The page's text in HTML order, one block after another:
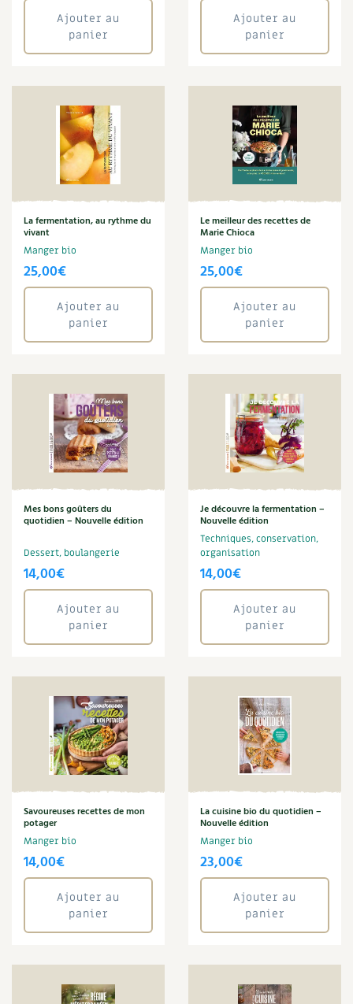
Ajouter au
panier
Ajouter au
panier
La fermentation, au rythme du
vivant
Manger bio
25,00€
Ajouter au
panier
Le meilleur des recettes de
Marie Chioca
Manger bio
25,00€
Ajouter au
panier
Mes bons goûters du
quotidien – Nouvelle édition
Dessert, boulangerie
14,00€
Ajouter au
panier
Je découvre la fermentation –
Nouvelle édition
Techniques, conservation,
organisation
14,00€
Ajouter au
panier
Savoureuses recettes de mon
potager
Manger bio
14,00€
Ajouter au
panier
La cuisine bio du quotidien –
Nouvelle édition
Manger bio
23,00€
Ajouter au
panier